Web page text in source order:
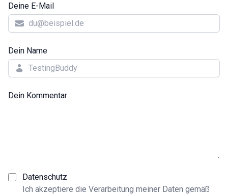
Deine E-Mail
Dein Name
Dein Kommentar
Datenschutz
Ich akzeptiere die Verarbeitung meiner Daten gemäß